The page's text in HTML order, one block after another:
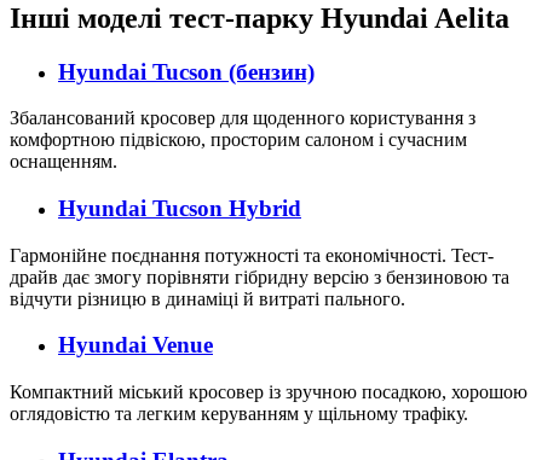
Інші моделі тест-парку Hyundai Aelita
Hyundai Tucson (бензин)
Збалансований кросовер для щоденного користування з
комфортною підвіскою, просторим салоном і сучасним
оснащенням.
Hyundai Tucson Hybrid
Гармонійне поєднання потужності та економічності. Тест-
драйв дає змогу порівняти гібридну версію з бензиновою та
відчути різницю в динаміці й витраті пального.
Hyundai Venue
Компактний міський кросовер із зручною посадкою, хорошою
оглядовістю та легким керуванням у щільному трафіку.